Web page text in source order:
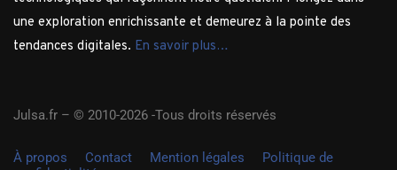
une exploration enrichissante et demeurez à la pointe des
tendances digitales. En savoir plus…
Julsa.fr – © 2010-2026 -Tous droits réservés
À propos Contact Mention légales
Politique de